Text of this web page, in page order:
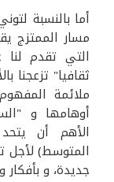
أما بالنسبة
مسار الممتزج
التي تقدم
ثقافيا" تزعجنا
ملائمة
أوهامها و
الأهم أن
المتوسط) لأجل
جديدة، و